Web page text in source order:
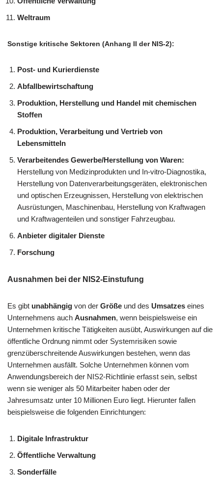
Weltraum
Sonstige kritische Sektoren (Anhang II der NIS-2):
Post- und Kurierdienste
Abfallbewirtschaftung
Produktion, Herstellung und Handel mit chemischen
Stoffen
Produktion, Verarbeitung und Vertrieb von
Lebensmitteln
Verarbeitendes Gewerbe/Herstellung von Waren:
Herstellung von Medizinprodukten und In-vitro-Diagnostika,
Herstellung von Datenverarbeitungsgeräten, elektronischen
und optischen Erzeugnissen, Herstellung von elektrischen
Ausrüstungen, Maschinenbau, Herstellung von Kraftwagen
und Kraftwagenteilen und sonstiger Fahrzeugbau.
Anbieter digitaler Dienste
Forschung
Ausnahmen bei der NIS2-Einstufung
Es gibt unabhängig von der Größe und des Umsatzes eines
Unternehmens auch Ausnahmen, wenn beispielsweise ein
Unternehmen kritische Tätigkeiten ausübt, Auswirkungen auf die
öffentliche Ordnung nimmt oder Systemrisiken sowie
grenzüberschreitende Auswirkungen bestehen, wenn das
Unternehmen ausfällt. Solche Unternehmen können vom
Anwendungsbereich der NIS2-Richtlinie erfasst sein, selbst
wenn sie weniger als 50 Mitarbeiter haben oder der
Jahresumsatz unter 10 Millionen Euro liegt. Hierunter fallen
beispielsweise die folgenden Einrichtungen:
Digitale Infrastruktur
Öffentliche Verwaltung
Sonderfälle